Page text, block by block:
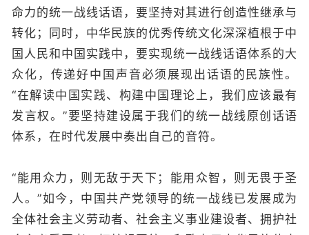
命力的统一战线话语，要坚持对其进行创造性继承与
转化；同时，中华民族的优秀传统文化深深植根于中
国人民和中国实践中，要实现统一战线话语体系的大
众化，传递好中国声音必须展现出话语的民族性。
“在解读中国实践、构建中国理论上，我们应该最有
发言权。”要坚持建设属于我们的统一战线原创话语
体系，在时代发展中奏出自己的音符。
“能用众力，则无敌于天下；能用众智，则无畏于圣
人。”如今，中国共产党领导的统一战线已发展成为
全体社会主义劳动者、社会主义事业建设者、拥护社